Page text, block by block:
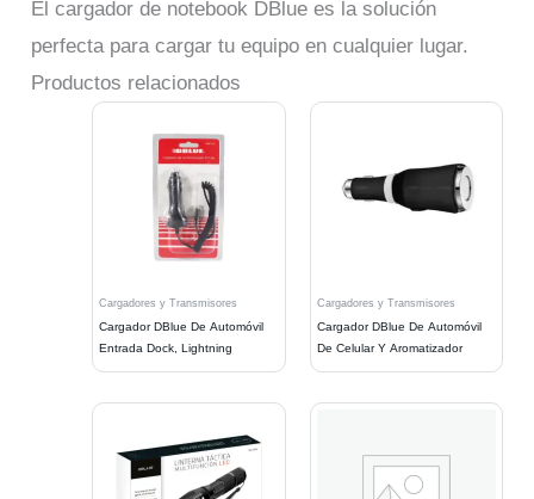
El cargador de notebook DBlue es la solución
perfecta para cargar tu equipo en cualquier lugar.
Productos relacionados
Cargadores y Transmisores
Cargador DBlue De Automóvil
Entrada Dock, Lightning
Cargadores y Transmisores
Cargador DBlue De Automóvil
De Celular Y Aromatizador